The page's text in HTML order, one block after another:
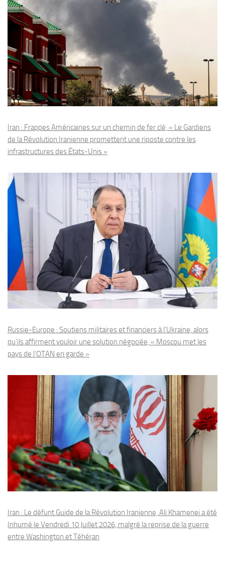
Iran : Frappes Américaines sur un chemin de fer clé, « Le Gardiens
de la Révolution Iranienne promettent une riposte contre les
infrastructures des États-Unis »
Russie-Europe : Soutiens militaires et financiers à l’Ukraine, alors
qu’ils affirment vouloir une solution négociée, « Moscou met les
pays de l’OTAN en garde »
Iran : Le défunt Guide de la Révolution Iranienne, Ali Khamenei a été
Inhumé le Vendredi 10 Juillet 2026, malgré la reprise de la guerre
entre Washington et Téhéran